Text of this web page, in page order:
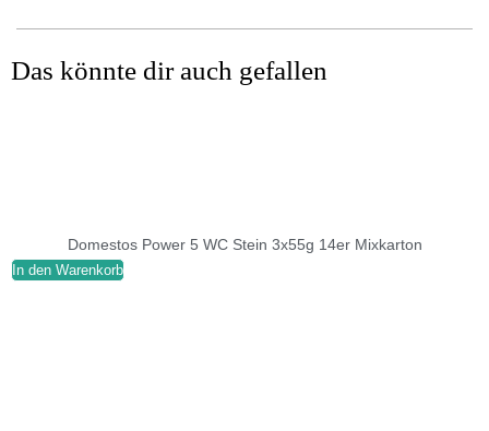
Das könnte dir auch gefallen
Domestos Power 5 WC Stein 3x55g 14er Mixkarton
In den Warenkorb